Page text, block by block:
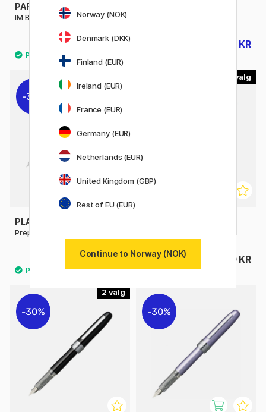
PARKER
IM Black/Gold Fyllepenn
713 KR
890 KR 45 KR
31%
PLATINUM
Preppy EF 02 Fyllepenn
45 KR
65 KR 590 KR
2
30% 30%
Norway (NOK)
Denmark (DKK)
Finland (EUR)
Ireland (EUR)
France (EUR)
Germany (EUR)
Netherlands (EUR)
United Kingdom (GBP)
Rest of EU (EUR)
Continue to Norway (NOK)